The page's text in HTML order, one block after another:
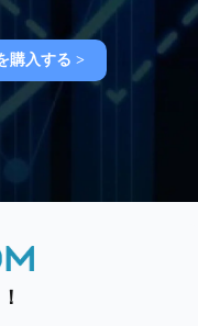
購入する >